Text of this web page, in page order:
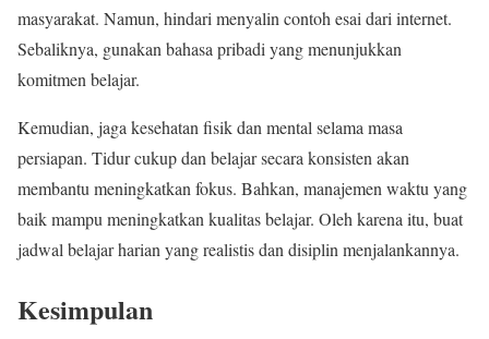
masyarakat. Namun, hindari menyalin contoh esai dari internet.
Sebaliknya, gunakan bahasa pribadi yang menunjukkan
komitmen belajar.
Kemudian, jaga kesehatan fisik dan mental selama masa
persiapan. Tidur cukup dan belajar secara konsisten akan
membantu meningkatkan fokus. Bahkan, manajemen waktu yang
baik mampu meningkatkan kualitas belajar. Oleh karena itu, buat
jadwal belajar harian yang realistis dan disiplin menjalankannya.
Kesimpulan